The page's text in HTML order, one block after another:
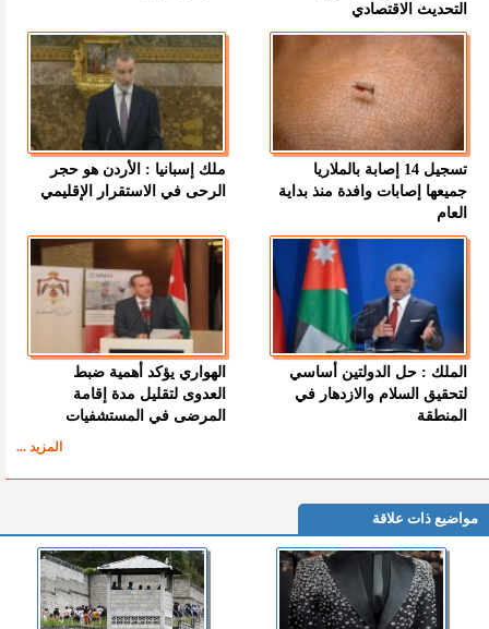
التحديث الاقتصادي
تسجيل 14 إصابة بالملاريا
جميعها إصابات وافدة منذ بداية
العام
ملك إسبانيا : الأردن هو حجر
الرحى في الاستقرار الإقليمي
الملك : حل الدولتين أساسي
لتحقيق السلام والازدهار في
المنطقة
الهواري يؤكد أهمية ضبط
العدوى لتقليل مدة إقامة
المرضى في المستشفيات
المزيد ...
مواضيع ذات علاقة